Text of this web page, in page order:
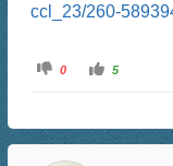
ccl_23/260-
A
k
n
0
A
n
k
5